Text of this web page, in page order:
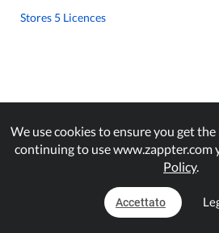
Stores 5 Licences
We use cookies to ensure you get
continuing to use www.zappter.com
Policy.
Accettato